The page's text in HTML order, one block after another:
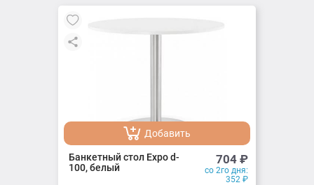
Добавить
Добавлено
Банкетный стол Expo d-
100, белый
704 ₽
со 2го дня:
352 ₽